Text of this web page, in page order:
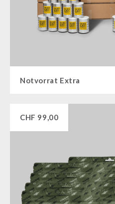
Notvorrat Extra
CHF 99,00